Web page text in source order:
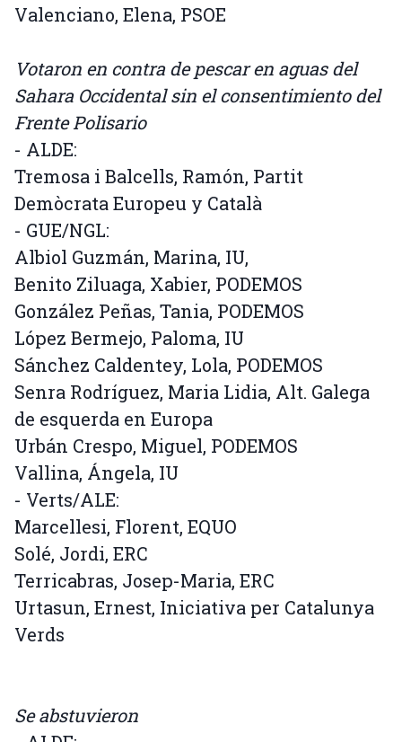
Valenciano, Elena, PSOE
Votaron en contra de pescar en aguas del
Sahara Occidental sin el consentimiento del
Frente Polisario
- ALDE:
Tremosa i Balcells, Ramón, Partit
Demòcrata Europeu y Català
- GUE/NGL:
Albiol Guzmán, Marina, IU,
Benito Ziluaga, Xabier, PODEMOS
González Peñas, Tania, PODEMOS
López Bermejo, Paloma, IU
Sánchez Caldentey, Lola, PODEMOS
Senra Rodríguez, Maria Lidia, Alt. Galega
de esquerda en Europa
Urbán Crespo, Miguel, PODEMOS
Vallina, Ángela, IU
- Verts/ALE:
Marcellesi, Florent, EQUO
Solé, Jordi, ERC
Terricabras, Josep-Maria, ERC
Urtasun, Ernest, Iniciativa per Catalunya
Verds
Se abstuvieron